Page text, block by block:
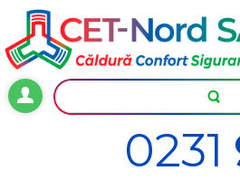
0231